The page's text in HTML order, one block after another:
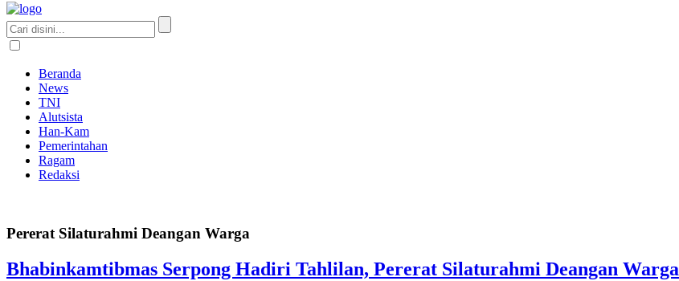
Beranda
News
TNI
Alutsista
Han-Kam
Pemerintahan
Ragam
Redaksi
Pererat Silaturahmi Deangan Warga
Bhabinkamtibmas Serpong Hadiri Tahlilan, Pererat Silaturahmi Deangan Warga